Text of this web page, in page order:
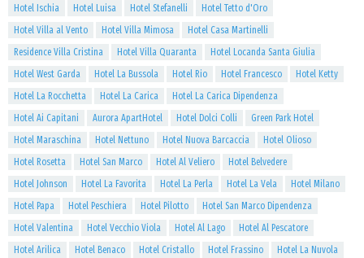
Hotel Ischia
Hotel Luisa Hotel Stefanelli
Hotel Tetto d'Oro
Hotel Villa al Vento
Hotel Villa Mimosa
Hotel Casa Martinelli
Residence Villa Cristina
Hotel Villa Quaranta
Hotel Locanda Santa Giulia
Hotel West Garda
Hotel La Bussola Hotel Rio Hotel Francesco
Hotel Ketty
Hotel La Rocchetta
Hotel La Carica
Hotel La Carica Dipendenza
Hotel Ai Capitani
Aurora ApartHotel Hotel Dolci Colli
Green Park Hotel
Hotel Maraschina
Hotel Nettuno Hotel Nuova Barcaccia
Hotel Olioso
Hotel Rosetta
Hotel San Marco Hotel Al Veliero
Hotel Belvedere
Hotel Johnson
Hotel La Favorita Hotel La Perla Hotel La Vela
Hotel Milano
Hotel Papa
Hotel Peschiera Hotel Pilotto
Hotel San Marco Dipendenza
Hotel Valentina
Hotel Vecchio Viola Hotel Al Lago
Hotel Al Pescatore
Hotel Arilica
Hotel Benaco Hotel Cristallo Hotel Frassino
Hotel La Nuvola